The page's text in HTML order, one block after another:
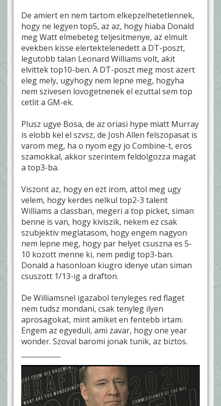
De amiert en nem tartom elkepzelhetetlennek,
hogy ne legyen top5, az az, hogy hiaba Donald
meg Watt elmebeteg teljesitmenye, az elmult
evekben kisse elertektelenedett a DT-poszt,
legutobb talan Leonard Williams volt, akit
elvittek top10-ben. A DT-poszt meg most azert
eleg mely, ugyhogy nem lepne meg, hogyha
nem szivesen lovogetnenek el ezuttal sem top
cetlit a GM-ek.
Plusz ugye Bosa, de az oriasi hype miatt Murray
is elobb kel el szvsz, de Josh Allen felszopasat is
varom meg, ha o nyom egy jo Combine-t, eros
szamokkal, akkor szerintem feldolgozza magat
a top3-ba.
Viszont az, hogy en ezt irom, attol meg ugy
velem, hogy kerdes nelkul top2-3 talent
Williams a classban, megeri a top picket, siman
benne is van, hogy kiviszik, nekem ez csak
szubjektiv meglatasom, hogy engem nagyon
nem lepne meg, hogy par helyet csuszna es 5-
10 kozott menne ki, nem pedig top3-ban.
Donald a hasonloan kiugro idenye utan siman
csuszott 1/13-ig a drafton.
De Williamsnel igazabol tenyleges red flaget
nem tudsz mondani, csak tenyleg ilyen
aprosagokat, mint amiket en fentebb irtam.
Engem az egyeduli, ami zavar, hogy one year
wonder. Szoval baromi jonak tunik, az biztos.